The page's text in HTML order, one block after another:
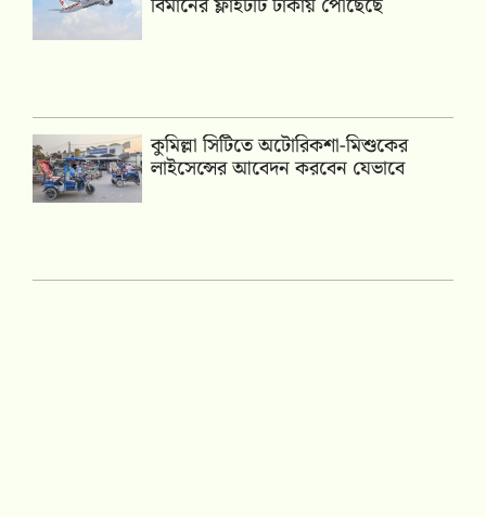
বিমানের ফ্লাইটটি ঢাকায় পৌঁছেছে
কুমিল্লা সিটিতে অটোরিকশা-মিশুকের
লাইসেন্সের আবেদন করবেন যেভাবে